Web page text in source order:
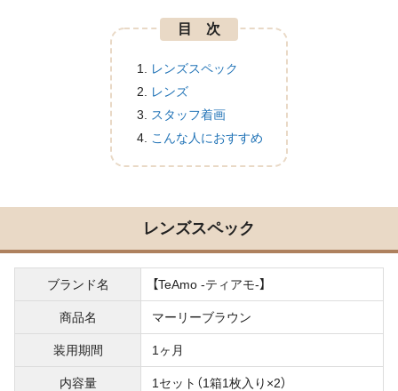
目 次
レンズスペック
レンズ
スタッフ着画
こんな人におすすめ
レンズスペック
ブランド名 【TeAmo -ティアモ-】
商品名 マーリーブラウン
装用期間 1ヶ月
内容量 1セット（1箱1枚入り×2）